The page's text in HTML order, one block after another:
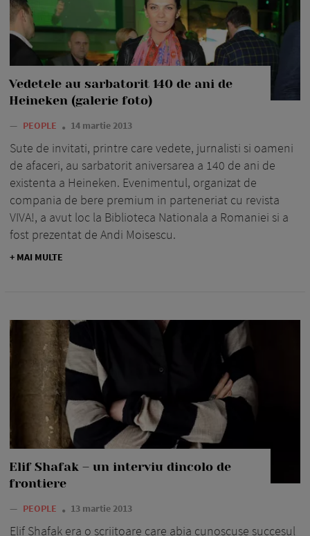
Vedetele au sarbatorit 140 de ani de
Heineken (galerie foto)
— PEOPLE 14 martie 2013
Sute de invitati, printre care vedete, jurnalisti si oameni
de afaceri, au sarbatorit aniversarea a 140 de ani de
existenta a Heineken. Evenimentul, organizat de
compania de bere premium in parteneriat cu revista
VIVA!, a avut loc la Biblioteca Nationala a Romaniei si a
fost prezentat de Andi Moisescu.
+ MAI MULTE
Elif Shafak – un interviu dincolo de
frontiere
— PEOPLE 13 martie 2013
Elif Shafak era o scriitoare care abia cunoscuse succesul